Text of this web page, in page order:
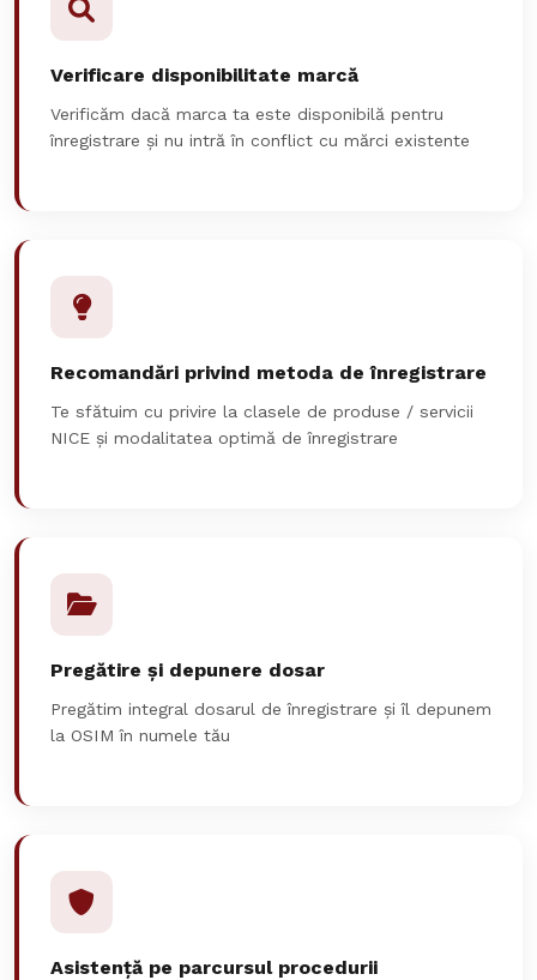
Verificare disponibilitate marcă
Verificăm dacă marca ta este disponibilă pentru
înregistrare și nu intră în conflict cu mărci existente
Recomandări privind metoda de înregistrare
Te sfătuim cu privire la clasele de produse / servicii
NICE și modalitatea optimă de înregistrare
Pregătire și depunere dosar
Pregătim integral dosarul de înregistrare și îl depunem
la OSIM în numele tău
Asistență pe parcursul procedurii